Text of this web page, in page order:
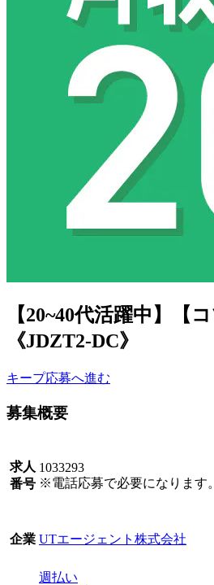
【20~40代活躍中】
《JDZT2-DC》
キープ応募へ進む
募集概要
求人
番号
1033293
※電話応募で必要になります。
企業 UTエージェント株式会社
週払い